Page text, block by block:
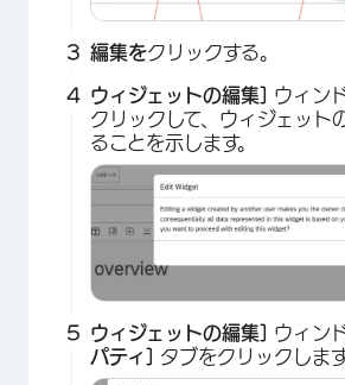
編集をクリックする。
ウィジェットの編集] ウィン
クリックして、ウィジェット
ることを示します。
ウィジェットの編集] ウィン
パティ] タブをクリックします